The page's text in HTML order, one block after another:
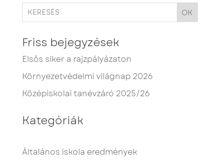
OK
Friss bejegyzések
Elsős siker a rajzpályázaton
Környezetvédelmi világnap 2026
Középiskolai tanévzáró 2025/26
Kategóriák
Általános iskola eredmények